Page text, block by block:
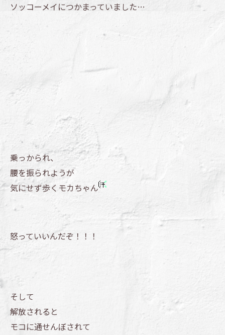
ソッコーメイにつかまっていました…
乗っかられ、
腰を振られようが
気にせず歩くモカちゃん
怒っていいんだぞ！！！
そして
解放されると
モコに通せんぼされて